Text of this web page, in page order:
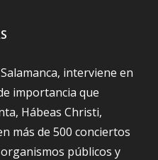
interviene en
importancia que
Hábeas Christi,
más de 500 conciertos
públicos y